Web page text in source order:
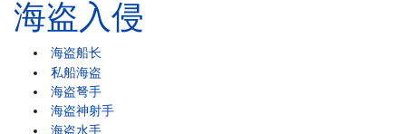
海盗入侵
海盗船长
私船海盗
海盗弩手
海盗神射手
海盗水手